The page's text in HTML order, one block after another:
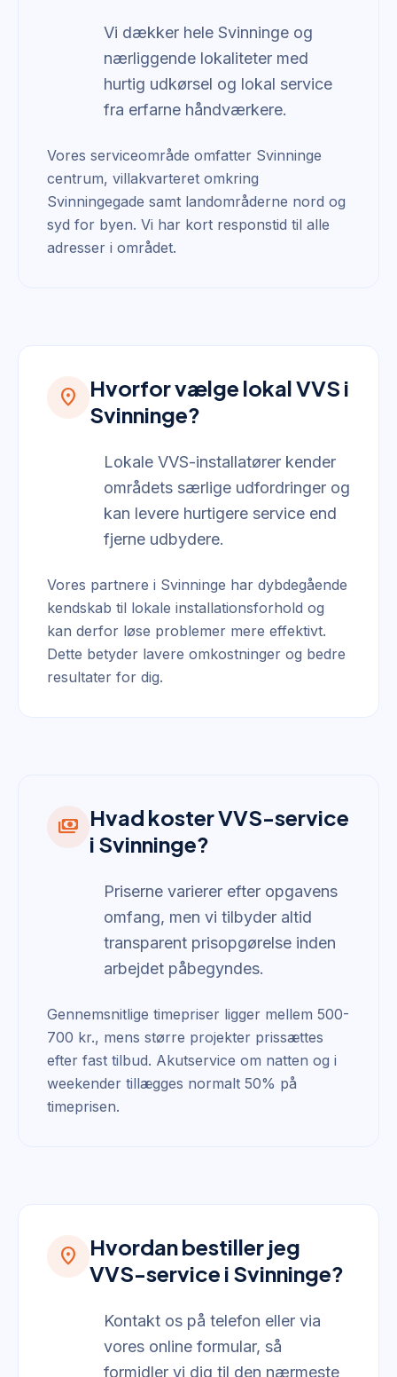
Vi dækker hele Svinninge og
nærliggende lokaliteter med
hurtig udkørsel og lokal service
fra erfarne håndværkere.
Vores serviceområde omfatter Svinninge
centrum, villakvarteret omkring
Svinningegade samt landområderne nord og
syd for byen. Vi har kort responstid til alle
adresser i området.
location_on
Hvorfor vælge lokal VVS i
Svinninge?
Lokale VVS-installatører kender
områdets særlige udfordringer og
kan levere hurtigere service end
fjerne udbydere.
Vores partnere i Svinninge har dybdegående
kendskab til lokale installationsforhold og
kan derfor løse problemer mere effektivt.
Dette betyder lavere omkostninger og bedre
resultater for dig.
payments Hvad koster VVS-service
i Svinninge?
Priserne varierer efter opgavens
omfang, men vi tilbyder altid
transparent prisopgørelse inden
arbejdet påbegyndes.
Gennemsnitlige timepriser ligger mellem 500-
700 kr., mens større projekter prissættes
efter fast tilbud. Akutservice om natten og i
weekender tillægges normalt 50% på
timeprisen.
location_on
Hvordan bestiller jeg
VVS-service i Svinninge?
Kontakt os på telefon eller via
vores online formular, så
formidler vi dig til den nærmeste